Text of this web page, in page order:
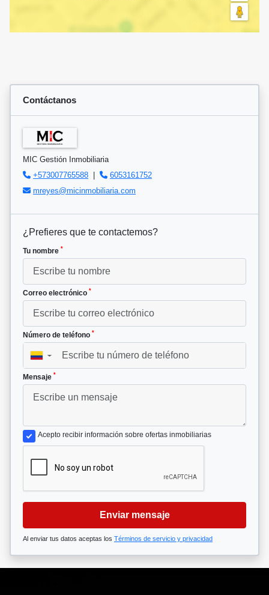
Contáctanos
MIC Gestión Inmobiliaria
+573007765588 |
6053161752
mreyes@micinmobiliaria.com
¿Prefieres que te contactemos?
Tu nombre *
Correo electrónico *
Número de teléfono *
▼
Mensaje *
Acepto recibir información sobre ofertas inmobiliarias
Enviar mensaje
Al enviar tus datos aceptas los Términos de servicio y privacidad